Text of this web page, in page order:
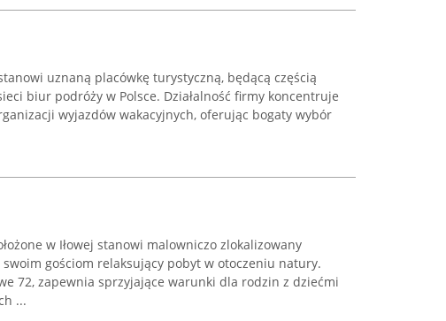
uznaną placówkę turystyczną, będącą częścią
biur podróży w Polsce. Działalność firmy koncentruje
wyjazdów wakacyjnych, oferując bogaty wybór
w Iłowej stanowi malowniczo zlokalizowany
gościom relaksujący pobyt w otoczeniu natury.
72, zapewnia sprzyjające warunki dla rodzin z dziećmi
...